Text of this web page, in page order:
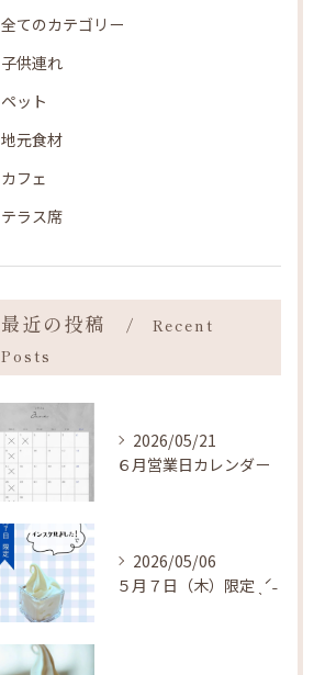
全てのカテゴリー
子供連れ
ペット
地元食材
カフェ
テラス席
最近の投稿
Recent
Posts
2026/05/21
６月営業日カレンダー
2026/05/06
５月７日（木）限定 ˎˊ˗